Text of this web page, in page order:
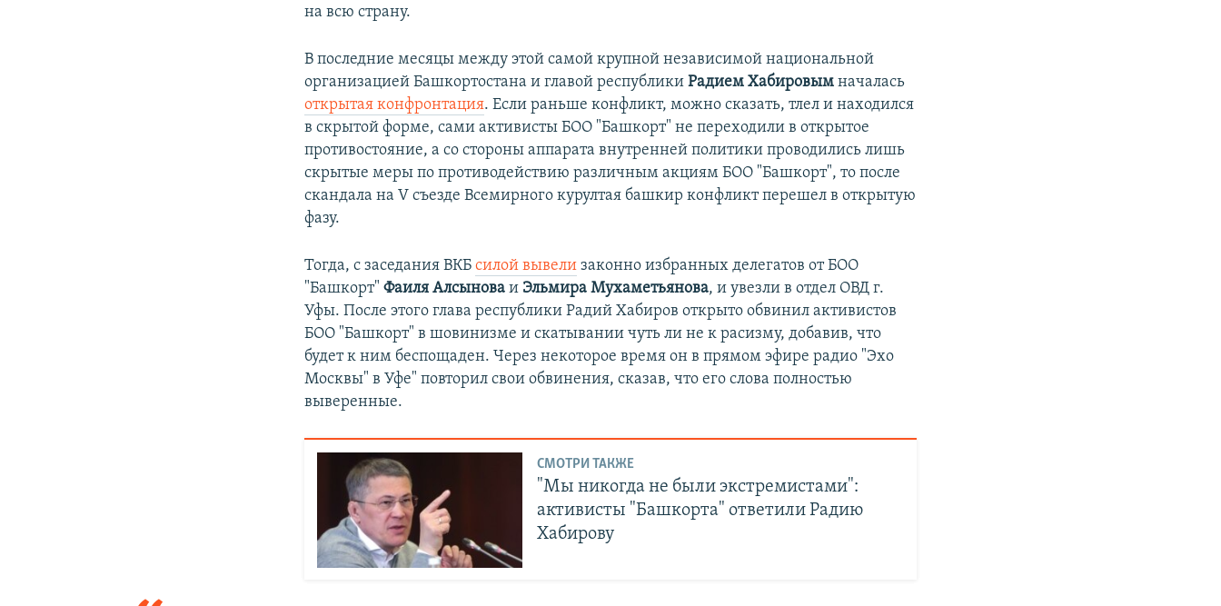
на всю страну.
В последние месяцы между этой самой крупной независимой национальной
организацией Башкортостана и главой республики Радием Хабировым началась
открытая конфронтация. Если раньше конфликт, можно сказать, тлел и находился
в скрытой форме, сами активисты БОО "Башкорт" не переходили в открытое
противостояние, а со стороны аппарата внутренней политики проводились лишь
скрытые меры по противодействию различным акциям БОО "Башкорт", то после
скандала на V съезде Всемирного курултая башкир конфликт перешел в открытую
фазу.
Тогда, с заседания ВКБсилой вывели законно избранных делегатов от БОО
"Башкорт"Фаиля Алсынова и Эльмира Мухаметьянова, и увезли в отдел ОВД г.
Уфы. После этого глава республики Радий Хабиров открыто обвинил активистов
БОО "Башкорт" в шовинизме и скатывании чуть ли не к расизму, добавив, что
будет к ним беспощаден. Через некоторое время он в прямом эфире радио "Эхо
Москвы" в Уфе" повторил свои обвинения, сказав, что его слова полностью
выверенные.
СМОТРИ ТАКЖЕ
"Мы никогда не были экстремистами":
активисты "Башкорта" ответили Радию
Хабирову